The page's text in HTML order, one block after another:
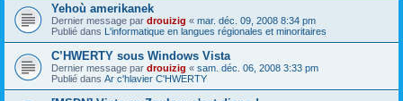
Yehoù amerikanek
Dernier message par drouizig « mar. déc. 09, 2008 8:34 pm
Publié dans L'informatique en langues régionales et minoritaires
C’HWERTY sous Windows Vista
Dernier message par drouizig « sam. déc. 06, 2008 3:33 pm
Publié dans Ar c'hlavier C'HWERTY